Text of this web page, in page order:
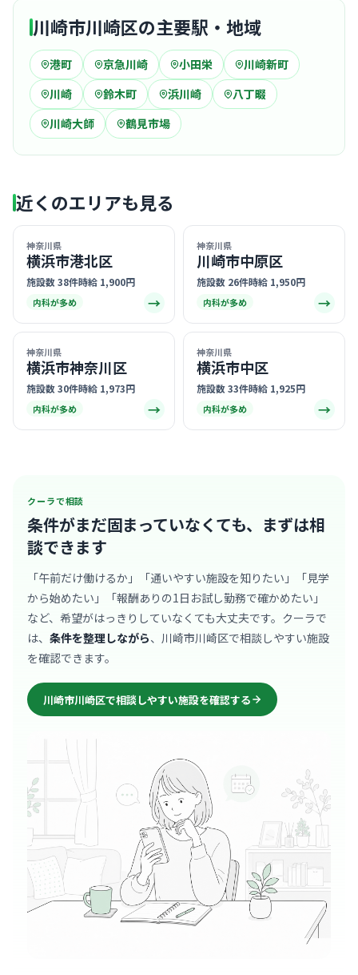
川崎市川崎区の主要駅・地域
港町 京急川崎 小田栄
川崎新町
川崎
鈴木町 浜川崎
八丁畷
川崎大師
鶴見市場
近くのエリアも見る
神奈川県
横浜市港北区
施設数 38件時給 1,900円
内科が多め →
神奈川県
川崎市中原区
施設数 26件時給 1,950円
内科が多め →
神奈川県
横浜市神奈川区
施設数 30件時給 1,973円
内科が多め →
神奈川県
横浜市中区
施設数 33件時給 1,925円
内科が多め →
クーラで相談
条件がまだ固まっていなくても、 まずは相
談できます
「午前だけ働けるか」「通いやすい施設を知りたい」「見学
から始めたい」「報酬ありの1日お試し勤務で確かめたい」
など、希望がはっきりしていなくても大丈夫です。クーラで
は、 条件を整理しながら、川崎市川崎区で相談しやすい施設
を確認できます。
川崎市川崎区で相談しやすい施設を確認する